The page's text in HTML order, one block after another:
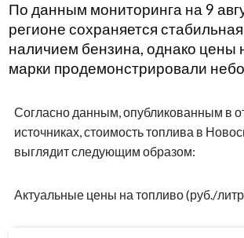
По данным мониторинга на 9
регионе сохраняется
наличием бензина, однако цены
марки продемонстрировали
Согласно данным, опубликованным в
источниках, стоимость топлива в
выглядит следующим образом:
Актуальные цены на топливо (руб./